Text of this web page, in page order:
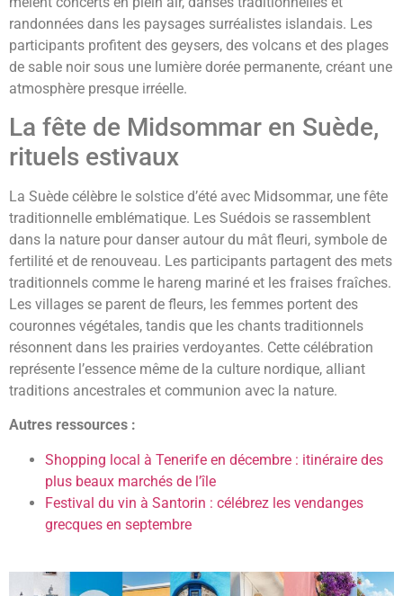
randonnées dans les paysages surréalistes islandais. Les
participants profitent des geysers, des volcans et des plages
de sable noir sous une lumière dorée permanente, créant une
atmosphère presque irréelle.
La fête de Midsommar en Suède,
rituels estivaux
La Suède célèbre le solstice d’été avec Midsommar, une fête
traditionnelle emblématique. Les Suédois se rassemblent
dans la nature pour danser autour du mât fleuri, symbole de
fertilité et de renouveau. Les participants partagent des mets
traditionnels comme le hareng mariné et les fraises fraîches.
Les villages se parent de fleurs, les femmes portent des
couronnes végétales, tandis que les chants traditionnels
résonnent dans les prairies verdoyantes. Cette célébration
représente l’essence même de la culture nordique, alliant
traditions ancestrales et communion avec la nature.
Autres ressources :
Shopping local à Tenerife en décembre : itinéraire des
plus beaux marchés de l’île
Festival du vin à Santorin : célébrez les vendanges
grecques en septembre